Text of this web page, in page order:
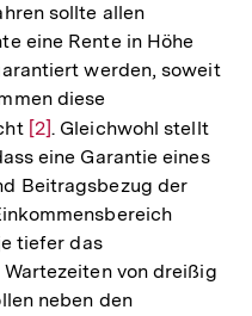
sollte allen
eine Rente in Höhe
werden, soweit
diese
Zur
Auflösung
der
Fußnote
[2]. Gleichwohl stellt
eine Garantie eines
Beitragsbezug der
tiefer das
von dreißig
neben den